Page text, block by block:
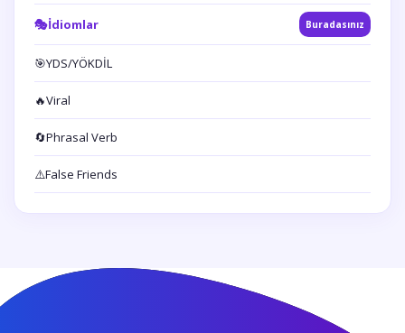
🎭İdiomlar Buradasınız
🎯YDS/YÖKDİL
🔥Viral
🔄Phrasal Verb
⚠️False Friends